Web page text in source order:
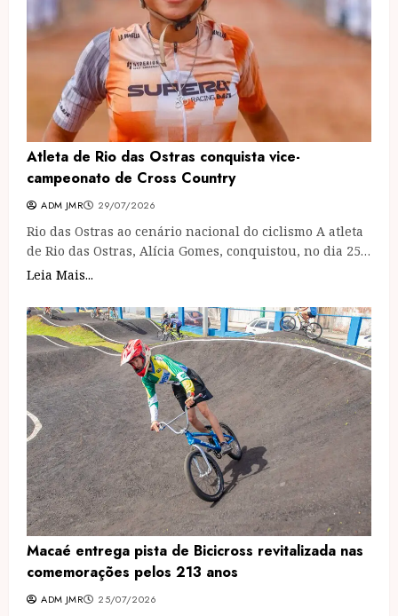
Atleta de Rio das Ostras conquista vice-
campeonato de Cross Country
ADM JMR 29/07/2026
Rio das Ostras ao cenário nacional do ciclismo A atleta
de Rio das Ostras, Alícia Gomes, conquistou, no dia 25…
Leia Mais...
Macaé entrega pista de Bicicross revitalizada nas
comemorações pelos 213 anos
ADM JMR 25/07/2026